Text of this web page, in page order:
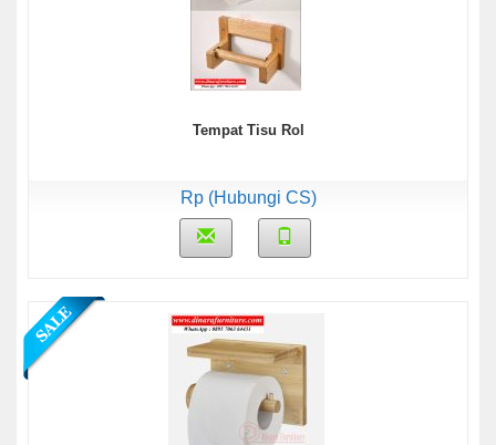
Tempat Tisu Rol
Rp (Hubungi CS)